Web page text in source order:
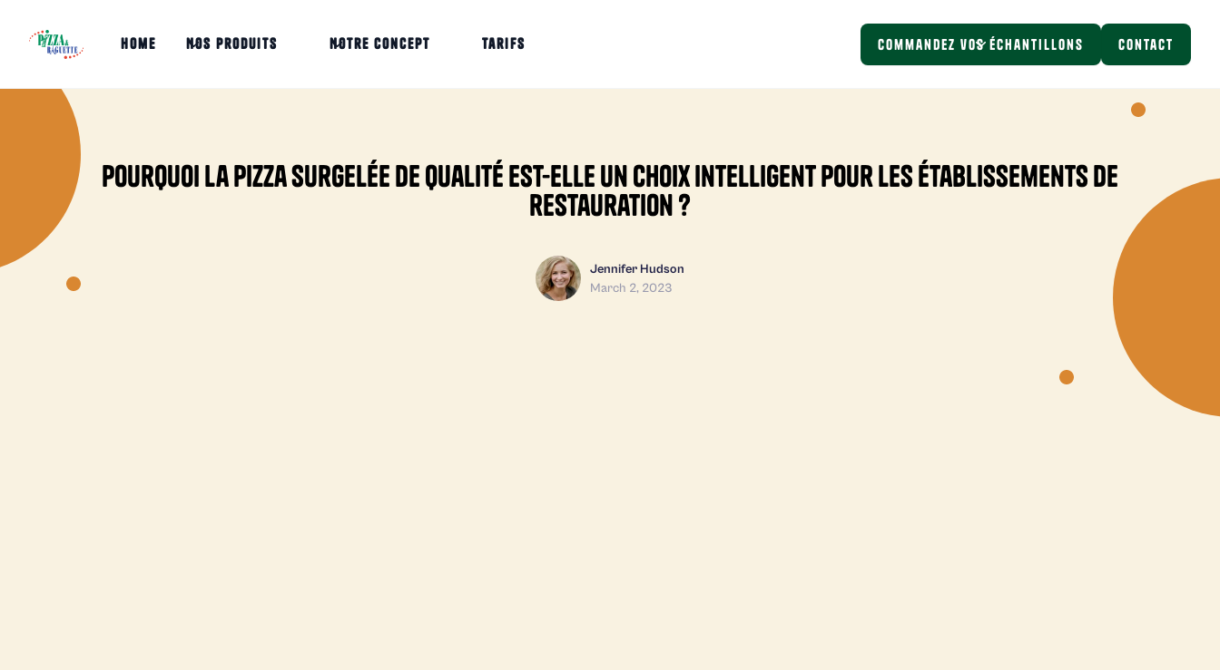
home Nos produits Notre concept Tarifs Commandez vos échantillons Contact
Pourquoi la pizza surgelée de qualité est-elle un choix intelligent pour les établissements de
restauration ?
Jennifer Hudson
March 2, 2023